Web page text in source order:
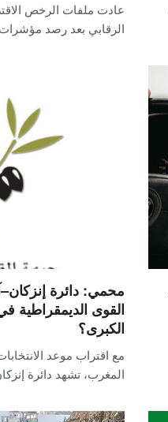
عادت ملفات الرخص
الرقابي بعد رصد
محمي: دائرة
القوى الديمقراطية
الكبرى؟
المغرب، تشهد دائرة